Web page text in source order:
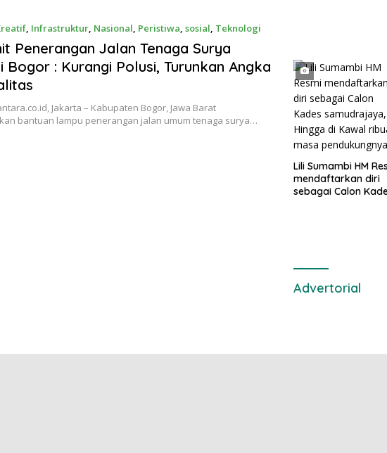
, Infrastruktur, Nasional, Peristiwa, sosial, Teknologi
Penerangan Jalan Tenaga Surya
Bogor : Kurangi Polusi, Turunkan Angka
Jakarta – Kabupaten Bogor, Jawa Barat
bantuan lampu penerangan jalan umum tenaga surya…
Lili Sumambi HM
mendaftarkan diri
sebagai Calon
Advertorial